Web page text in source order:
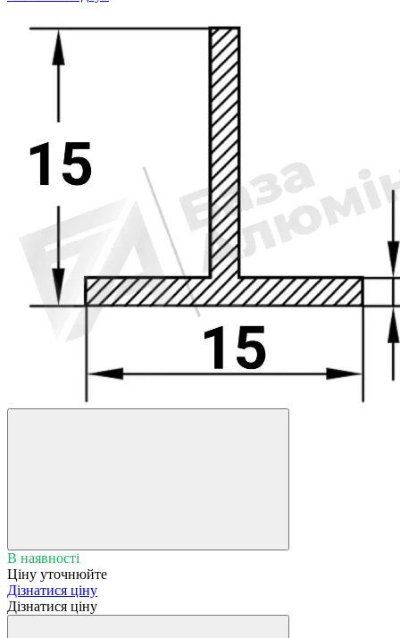
В наявності
Ціну уточнюйте
Дізнатися ціну
Дізнатися ціну